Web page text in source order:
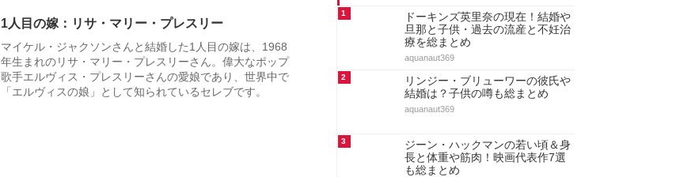
1人目の嫁：リサ・マリー・プレスリー
マイケル・ジャクソンさんと結婚した1人目の嫁は、1968
年生まれのリサ・マリー・プレスリーさん。偉大なポップ
歌手エルヴィス・プレスリーさんの愛娘であり、世界中で
「エルヴィスの娘」として知られているセレブです。
1
ドーキンズ英里奈の現在！結婚や
旦那と子供・過去の流産と不妊治
療を総まとめ
aquanaut369
2
リンジー・ブリューワーの彼氏や
結婚は？子供の噂も総まとめ
aquanaut369
3
ジーン・ハックマンの若い頃＆身
長と体重や筋肉！映画代表作7選
も総まとめ